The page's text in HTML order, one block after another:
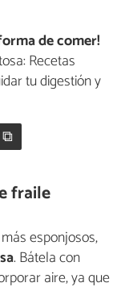
de comer!
Recetas
tu digestión y
⧉
fraile
esponjosos,
. Bátela con
aire, ya que